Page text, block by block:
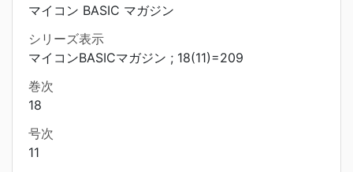
マイコン BASIC マガジン
シリーズ表示
マイコンBASICマガジン ; 18(11)=209
巻次
18
号次
11